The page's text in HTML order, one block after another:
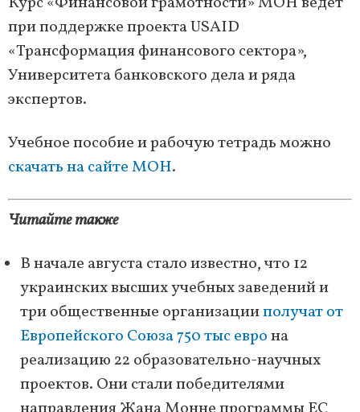
при поддержке проекта USAID
«Трансформация финансового сектора»,
Университета банковского дела и ряда
экспертов.
Учебное пособие и рабочую тетрадь можно
скачать на сайте МОН.
Читайте также
В начале августа стало известно, что 12
украинских высших учебных заведений и
три общественные организацииполучат от
Европейского Союза 750 тыс еврона
реализацию 22 образовательно-научных
проектов. Они стали победителями